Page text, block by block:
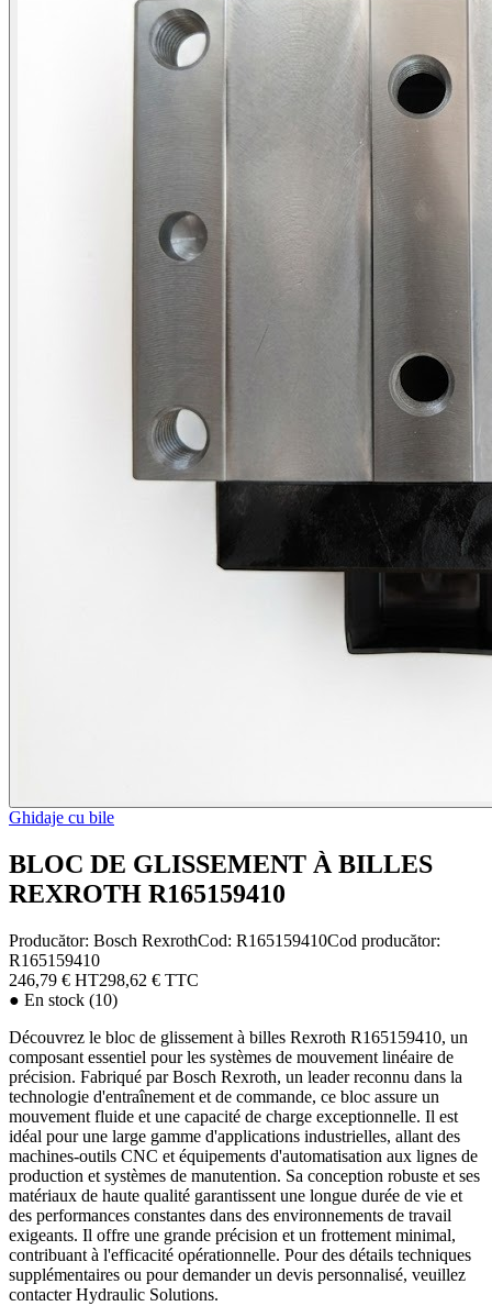
Ghidaje cu bile
BLOC DE GLISSEMENT À BILLES
REXROTH R165159410
Producător: Bosch RexrothCod: R165159410Cod producător:
R165159410
246,79 € HT298,62 € TTC
● En stock (10)
Découvrez le bloc de glissement à billes Rexroth R165159410, un
composant essentiel pour les systèmes de mouvement linéaire de
précision. Fabriqué par Bosch Rexroth, un leader reconnu dans la
technologie d'entraînement et de commande, ce bloc assure un
mouvement fluide et une capacité de charge exceptionnelle. Il est
idéal pour une large gamme d'applications industrielles, allant des
machines-outils CNC et équipements d'automatisation aux lignes de
production et systèmes de manutention. Sa conception robuste et ses
matériaux de haute qualité garantissent une longue durée de vie et
des performances constantes dans des environnements de travail
exigeants. Il offre une grande précision et un frottement minimal,
contribuant à l'efficacité opérationnelle. Pour des détails techniques
supplémentaires ou pour demander un devis personnalisé, veuillez
contacter Hydraulic Solutions.